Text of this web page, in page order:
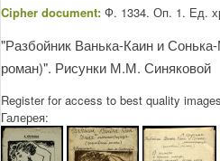
Cipher document: Ф. 1334. Оп. 1. Ед.
"Разбойник Ванька-Каин и
роман)". Рисунки М.М. Синяковой
Register for access to best quality
Галерея: